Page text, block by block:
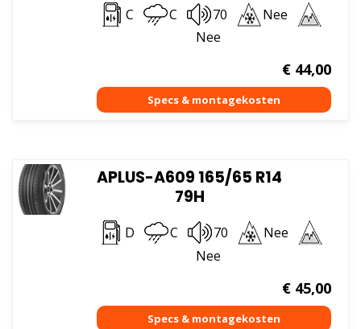
C C 70
Nee
Nee
€44,00
APLUS-A609 165/65 R14
79H
D C 70
Nee
Nee
€45,00